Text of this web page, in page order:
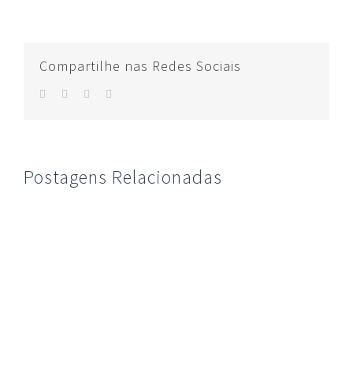
Compartilhe nas Redes Sociais
facebook
twitter whatsapp
Postagens Relacionadas